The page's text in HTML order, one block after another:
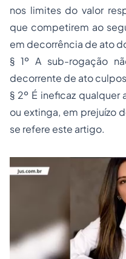
nos limites do valor
que competirem ao
em decorrência de ato
§ 1º A sub-rogação
decorrente de ato
§ 2º É ineficaz
ou extinga, em prejuízo
se refere este artigo.